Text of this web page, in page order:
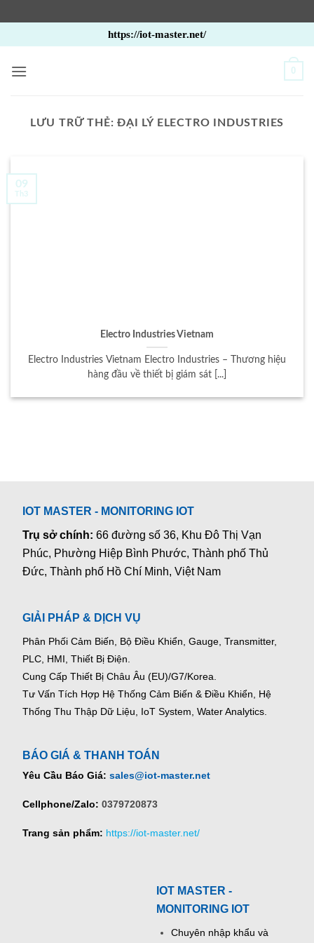
qua
nội
https://iot-master.net/
0
LƯU TRỮ THẺ:ĐẠI LÝ ELECTRO INDUSTRIES
Electro Industries Vietnam
Electro Industries Vietnam Electro Industries – Thương hiệu
hàng đầu về thiết bị giám sát [...]
09
Th3
IOT MASTER - MONITORING IOT
Trụ sở chính:66 đường số 36, Khu Đô Thị Vạn
Phúc, Phường Hiệp Bình Phước, Thành phố Thủ
Đức, Thành phố Hồ Chí Minh, Việt Nam
GIẢI PHÁP & DỊCH VỤ
Phân Phối Cảm Biến, Bộ Điều Khiển, Gauge, Transmitter,
PLC, HMI, Thiết Bị Điện.
Cung Cấp Thiết Bị Châu Âu (EU)/G7/Korea.
Tư Vấn Tích Hợp Hệ Thống Cảm Biến & Điều Khiển, Hệ
Thống Thu Thập Dữ Liệu, IoT System, Water Analytics.
BÁO GIÁ & THANH TOÁN
Yêu Cầu Báo Giá: sales@iot-master.net
Cellphone/Zalo: 0379720873
Trang sản phẩm: https://iot-master.net/
IOT MASTER -
MONITORING IOT
Chuyên nhập khẩu và